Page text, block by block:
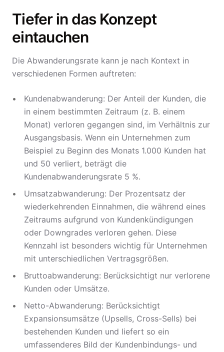
Tiefer in das Konzept
eintauchen
Die Abwanderungsrate kann je nach Kontext in
verschiedenen Formen auftreten:
Kundenabwanderung: Der Anteil der Kunden, die
in einem bestimmten Zeitraum (z. B. einem
Monat) verloren gegangen sind, im Verhältnis zur
Ausgangsbasis. Wenn ein Unternehmen zum
Beispiel zu Beginn des Monats 1.000 Kunden hat
und 50 verliert, beträgt die
Kundenabwanderungsrate 5 %.
Umsatzabwanderung: Der Prozentsatz der
wiederkehrenden Einnahmen, die während eines
Zeitraums aufgrund von Kundenkündigungen
oder Downgrades verloren gehen. Diese
Kennzahl ist besonders wichtig für Unternehmen
mit unterschiedlichen Vertragsgrößen.
Bruttoabwanderung: Berücksichtigt nur verlorene
Kunden oder Umsätze.
Netto-Abwanderung: Berücksichtigt
Expansionsumsätze (Upsells, Cross-Sells) bei
bestehenden Kunden und liefert so ein
umfassenderes Bild der Kundenbindungs- und